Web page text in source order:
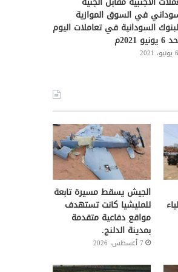
في السوق الموازية
السودانية في تعاملات اليوم
2021م
6 يونيو، 2021
الجيش يسقط مسيرة تابعة
للمليشيا كانت تستهدف
مواقع دفاعية متقدمة
بمدينة الدلنج.
7 أغسطس، 2026